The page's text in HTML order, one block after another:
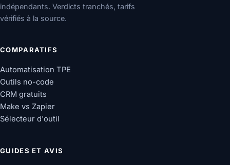
indépendants. Verdicts tranchés, tarifs
vérifiés à la source.
COMPARATIFS
Automatisation TPE
Outils no-code
CRM gratuits
Make vs Zapier
Sélecteur d'outil
GUIDES ET AVIS